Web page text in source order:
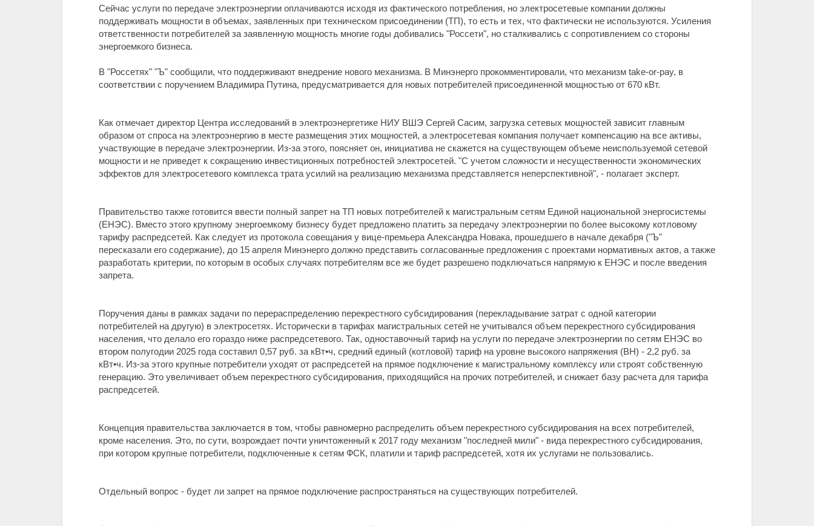
Сейчас услуги по передаче электроэнергии оплачиваются исходя из фактического потребления, но электросетевые компании должны
поддерживать мощности в объемах, заявленных при техническом присоединении (ТП), то есть и тех, что фактически не используются. Усиления
ответственности потребителей за заявленную мощность многие годы добивались "Россети", но сталкивались с сопротивлением со стороны
энергоемкого бизнеса.
В "Россетях" "Ъ" сообщили, что поддерживают внедрение нового механизма. В Минэнерго прокомментировали, что механизм take-or-pay, в
соответствии с поручением Владимира Путина, предусматривается для новых потребителей присоединенной мощностью от 670 кВт.
Как отмечает директор Центра исследований в электроэнергетике НИУ ВШЭ Сергей Сасим, загрузка сетевых мощностей зависит главным
образом от спроса на электроэнергию в месте размещения этих мощностей, а электросетевая компания получает компенсацию на все активы,
участвующие в передаче электроэнергии. Из-за этого, поясняет он, инициатива не скажется на существующем объеме неиспользуемой сетевой
мощности и не приведет к сокращению инвестиционных потребностей электросетей. "С учетом сложности и несущественности экономических
эффектов для электросетевого комплекса трата усилий на реализацию механизма представляется неперспективной", - полагает эксперт.
Правительство также готовится ввести полный запрет на ТП новых потребителей к магистральным сетям Единой национальной энергосистемы
(ЕНЭС). Вместо этого крупному энергоемкому бизнесу будет предложено платить за передачу электроэнергии по более высокому котловому
тарифу распредсетей. Как следует из протокола совещания у вице-премьера Александра Новака, прошедшего в начале декабря ("Ъ"
пересказали его содержание), до 15 апреля Минэнерго должно представить согласованные предложения с проектами нормативных актов, а также
разработать критерии, по которым в особых случаях потребителям все же будет разрешено подключаться напрямую к ЕНЭС и после введения
запрета.
Поручения даны в рамках задачи по перераспределению перекрестного субсидирования (перекладывание затрат с одной категории
потребителей на другую) в электросетях. Исторически в тарифах магистральных сетей не учитывался объем перекрестного субсидирования
населения, что делало его гораздо ниже распредсетевого. Так, одноставочный тариф на услуги по передаче электроэнергии по сетям ЕНЭС во
втором полугодии 2025 года составил 0,57 руб. за кВт•ч, средний единый (котловой) тариф на уровне высокого напряжения (ВН) - 2,2 руб. за
кВт•ч. Из-за этого крупные потребители уходят от распредсетей на прямое подключение к магистральному комплексу или строят собственную
генерацию. Это увеличивает объем перекрестного субсидирования, приходящийся на прочих потребителей, и снижает базу расчета для тарифа
распредсетей.
Концепция правительства заключается в том, чтобы равномерно распределить объем перекрестного субсидирования на всех потребителей,
кроме населения. Это, по сути, возрождает почти уничтоженный к 2017 году механизм "последней мили" - вида перекрестного субсидирования,
при котором крупные потребители, подключенные к сетям ФСК, платили и тариф распредсетей, хотя их услугами не пользовались.
Отдельный вопрос - будет ли запрет на прямое подключение распространяться на существующих потребителей.